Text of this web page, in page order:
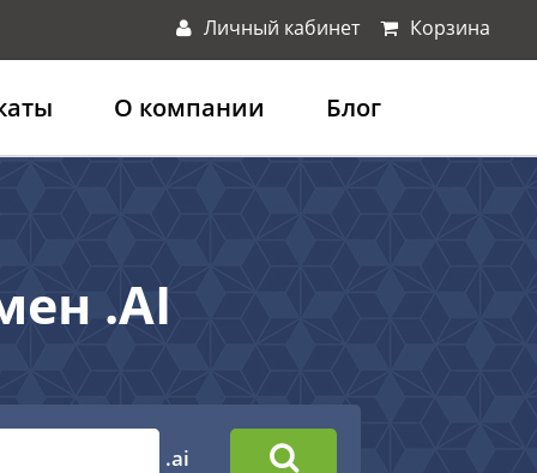
Личный кабинет Корзина
О компании Блог
.AI
.ai